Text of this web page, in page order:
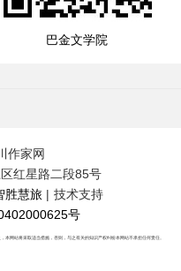
巴金文学院
作家网
红星路二段85号
胜慧旅| 技术支持
号
本网站将采取适当措施，否则，与之有关的知识产权纠纷本网站不承担任何责任。